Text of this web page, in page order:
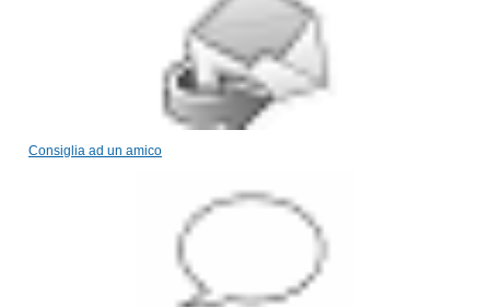
Consiglia ad un amico